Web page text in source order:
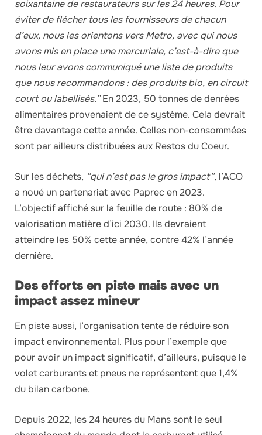
soixantaine de restaurateurs sur les 24 heures. Pour
éviter de flécher tous les fournisseurs de chacun
d’eux, nous les orientons vers Metro, avec qui nous
avons mis en place une mercuriale, c’est-à-dire que
nous leur avons communiqué une liste de produits
que nous recommandons : des produits bio, en circuit
court ou labellisés.”En 2023, 50 tonnes de denrées
alimentaires provenaient de ce système. Cela devrait
être davantage cette année. Celles non-consommées
sont par ailleurs distribuées aux Restos du Coeur.
Sur les déchets, “qui n’est pas le gros impact”, l’ACO
a noué un partenariat avec Paprec en 2023.
L’objectif affiché sur la feuille de route : 80% de
valorisation matière d’ici 2030. Ils devraient
atteindre les 50% cette année, contre 42% l’année
dernière.
Des efforts en piste mais avec un
impact assez mineur
En piste aussi, l’organisation tente de réduire son
impact environnemental. Plus pour l’exemple que
pour avoir un impact significatif, d’ailleurs, puisque le
volet carburants et pneus ne représentent que 1,4%
du bilan carbone.
Depuis 2022, les 24 heures du Mans sont le seul